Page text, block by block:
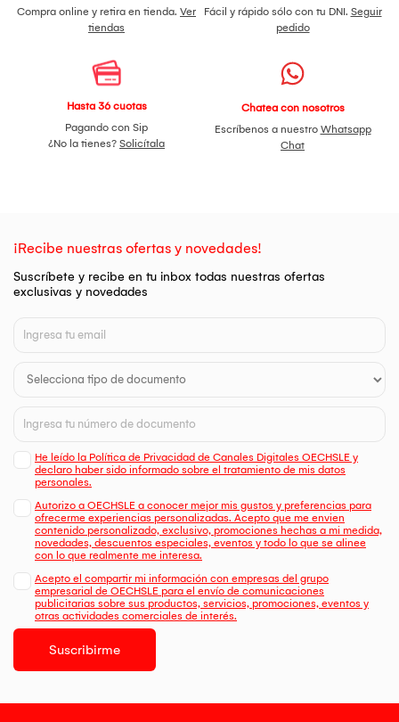
Compra online y retira en tienda. Ver
tiendas
Fácil y rápido sólo con tu DNI. Seguir
pedido
Hasta 36 cuotas
Pagando con Sip
¿No la tienes? Solicítala
Chatea con nosotros
Escríbenos a nuestro Whatsapp
Chat
¡Recibe nuestras ofertas y novedades!
Suscríbete y recibe en tu inbox todas nuestras ofertas
exclusivas y novedades
He leído la Política de Privacidad de Canales Digitales OECHSLE y
declaro haber sido informado sobre el tratamiento de mis datos
personales.
Autorizo a OECHSLE a conocer mejor mis gustos y preferencias para
ofrecerme experiencias personalizadas. Acepto que me envien
contenido personalizado, exclusivo, promociones hechas a mi medida,
novedades, descuentos especiales, eventos y todo lo que se alinee
con lo que realmente me interesa.
Acepto el compartir mi información con empresas del grupo
empresarial de OECHSLE para el envío de comunicaciones
publicitarias sobre sus productos, servicios, promociones, eventos y
otras actividades comerciales de interés.
Suscribirme